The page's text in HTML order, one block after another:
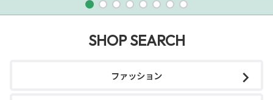
SHOP SEARCH
ファッション